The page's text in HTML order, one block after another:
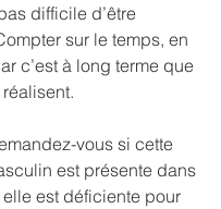
difficile d’être
sur le temps, en
c’est à long terme que
vous si cette
est présente dans
est déficiente pour